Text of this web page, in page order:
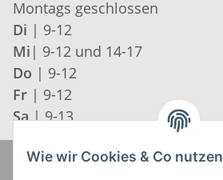
Montags geschlossen
Di | 9-12
Mi | 9-12 und 14-17
Do | 9-12
Fr | 9-12
Sa | 9-13
Wie wir Cookies & Co nutzen